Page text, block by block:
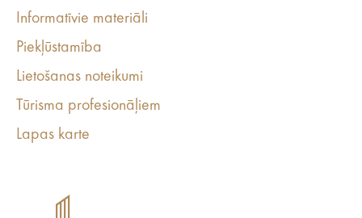
Informatīvie materiāli
Piekļūstamība
Lietošanas noteikumi
Tūrisma profesionāļiem
Lapas karte